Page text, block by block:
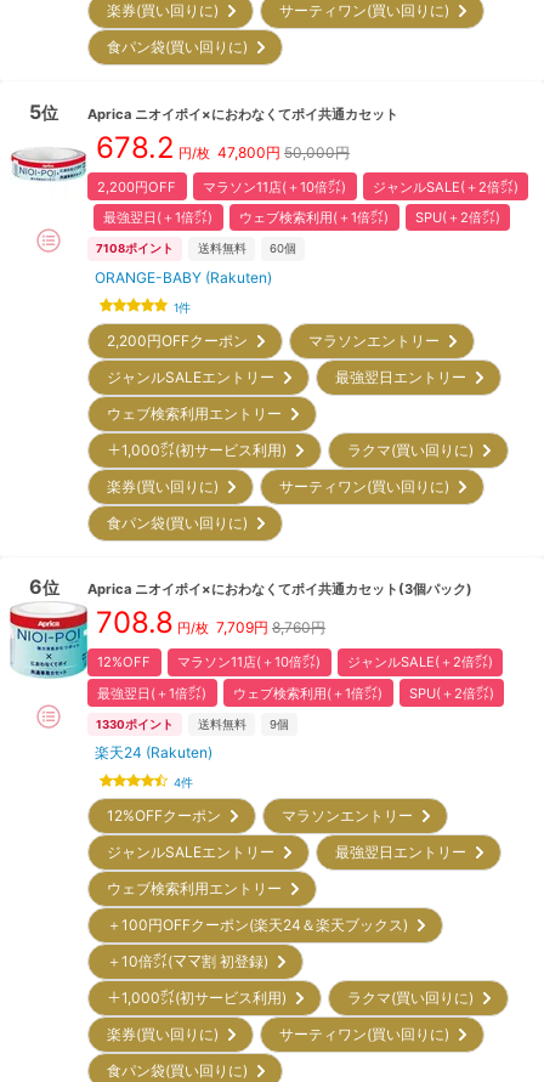
楽券(買い回りに)
サーティワン(買い回りに)
食パン袋(買い回りに)
5位 Aprica ニオイポイ×におわなくてポイ共通カセット
678.2 円/枚 47,800円 50,000円
2,200円OFF マラソン11店(＋10倍㌽)
ジャンルSALE(＋2倍㌽)
最強翌日(＋1倍㌽)
ウェブ検索利用(＋1倍㌽) SPU(＋2倍㌽)
7108ポイント 送料無料 60個
ORANGE-BABY (Rakuten)
1件
2,200円OFFクーポン
マラソンエントリー
ジャンルSALEエントリー
最強翌日エントリー
ウェブ検索利用エントリー
＋1,000㌽(初サービス利用)
ラクマ(買い回りに)
楽券(買い回りに)
サーティワン(買い回りに)
食パン袋(買い回りに)
6位 Aprica ニオイポイ×におわなくてポイ共通カセット(3個パック)
708.8 円/枚 7,709円 8,760円
12%OFF マラソン11店(＋10倍㌽)
ジャンルSALE(＋2倍㌽)
最強翌日(＋1倍㌽)
ウェブ検索利用(＋1倍㌽) SPU(＋2倍㌽)
1330ポイント 送料無料 9個
楽天24 (Rakuten)
4件
12%OFFクーポン
マラソンエントリー
ジャンルSALEエントリー
最強翌日エントリー
ウェブ検索利用エントリー
＋100円OFFクーポン(楽天24＆楽天ブックス)
＋10倍㌽(ママ割 初登録)
＋1,000㌽(初サービス利用)
ラクマ(買い回りに)
楽券(買い回りに)
サーティワン(買い回りに)
食パン袋(買い回りに)